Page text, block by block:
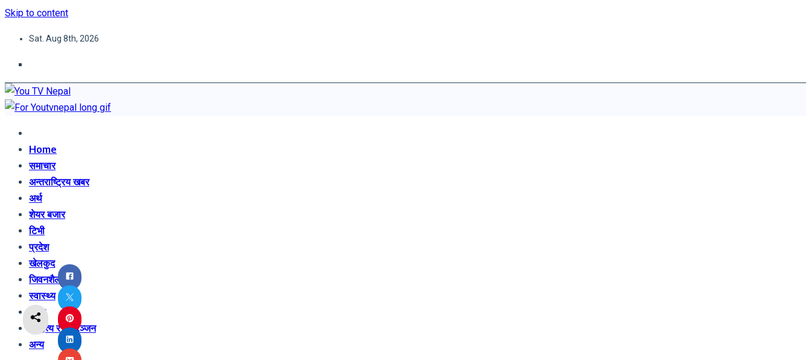
Skip to content
Sat. Aug 8th, 2026
Home
समाचार
अन्तराष्ट्रिय खबर
अर्थ
शेयर बजार
टिभी
प्रदेश
खेलकुद
जिवनशैली
स्वास्थ्य
शिक्षा
साहित्य र मनोरञ्जन
अन्य